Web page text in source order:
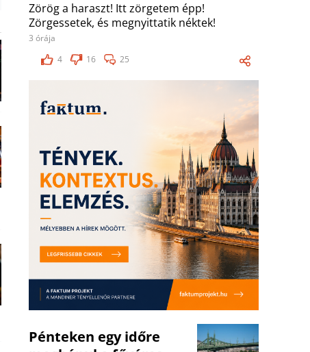
Zörög a haraszt! Itt zörgetem épp!
Zörgessetek, és megnyittatik néktek!
3 órája
4
16 25
Pénteken egy időre